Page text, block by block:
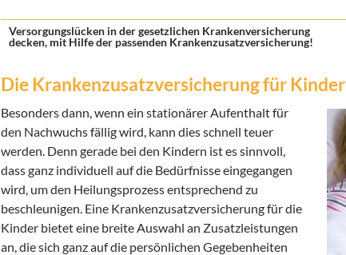
Versorgungslücken in der gesetzlichen Krankenversicherung
decken, mit Hilfe der passenden Krankenzusatzversicherung!
Die Krankenzusatzversicherung für Kinder
Besonders dann, wenn ein stationärer Aufenthalt für
den Nachwuchs fällig wird, kann dies schnell teuer
werden. Denn gerade bei den Kindern ist es sinnvoll,
dass ganz individuell auf die Bedürfnisse eingegangen
wird, um den Heilungsprozess entsprechend zu
beschleunigen. Eine Krankenzusatzversicherung für die
Kinder bietet eine breite Auswahl an Zusatzleistungen
an, die sich ganz auf die persönlichen Gegebenheiten